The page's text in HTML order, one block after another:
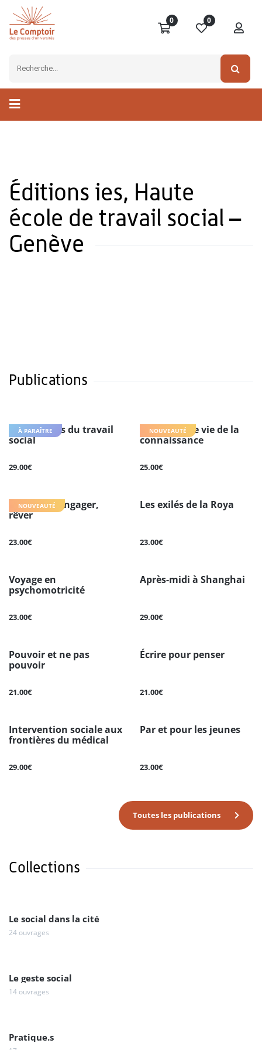
0 0
Éditions ies, Haute
école de travail social –
Genève
Publications
À PARAÎTRE
Matérialités du travail
social
29.00€
NOUVEAUTÉ
Une seconde vie de la
connaissance
25.00€
NOUVEAUTÉ
Résister, s'engager,
rêver
23.00€
Les exilés de la Roya
23.00€
Voyage en
psychomotricité
23.00€
Après-midi à Shanghai
29.00€
Pouvoir et ne pas
pouvoir
21.00€
Écrire pour penser
21.00€
Intervention sociale aux
frontières du médical
29.00€
Par et pour les jeunes
23.00€
Toutes les publications
Collections
Le social dans la cité
24 ouvrages
Le geste social
14 ouvrages
Pratique.s